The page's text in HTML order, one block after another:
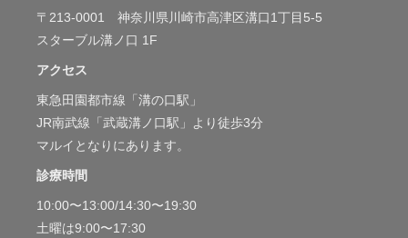
〒213-0001 神奈川県川崎市高津区溝口1丁目5-5
スターブル溝ノ口 1F
アクセス
東急田園都市線「溝の口駅」
JR南武線「武蔵溝ノ口駅」より徒歩3分
マルイとなりにあります。
診療時間
10:00〜13:00/14:30〜19:30
土曜は9:00〜17:30